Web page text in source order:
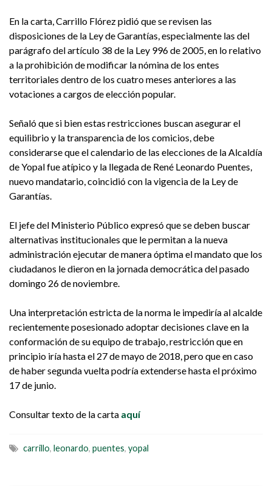
En la carta, Carrillo Flórez pidió que se revisen las
disposiciones de la Ley de Garantías, especialmente las del
parágrafo del artículo 38 de la Ley 996 de 2005, en lo relativo
a la prohibición de modificar la nómina de los entes
territoriales dentro de los cuatro meses anteriores a las
votaciones a cargos de elección popular.
Señaló que si bien estas restricciones buscan asegurar el
equilibrio y la transparencia de los comicios, debe
considerarse que el calendario de las elecciones de la Alcaldía
de Yopal fue atípico y la llegada de René Leonardo Puentes,
nuevo mandatario, coincidió con la vigencia de la Ley de
Garantías.
El jefe del Ministerio Público expresó que se deben buscar
alternativas institucionales que le permitan a la nueva
administración ejecutar de manera óptima el mandato que los
ciudadanos le dieron en la jornada democrática del pasado
domingo 26 de noviembre.
Una interpretación estricta de la norma le impediría al alcalde
recientemente posesionado adoptar decisiones clave en la
conformación de su equipo de trabajo, restricción que en
principio iría hasta el 27 de mayo de 2018, pero que en caso
de haber segunda vuelta podría extenderse hasta el próximo
17 de junio.
Consultar texto de la carta aquí
carrillo, leonardo, puentes, yopal